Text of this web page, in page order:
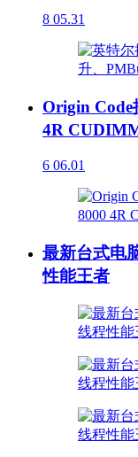
8 05.31
Origin Code
4R
6 06.01
最新台式电
性能王者